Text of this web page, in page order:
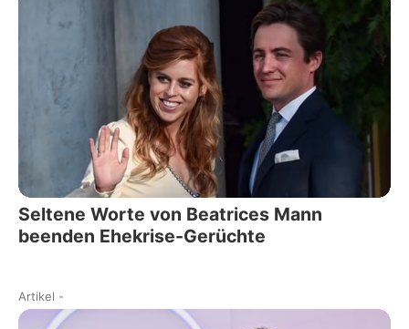
Seltene Worte von Beatrices Mann
beenden Ehekrise-Gerüchte
Artikel -